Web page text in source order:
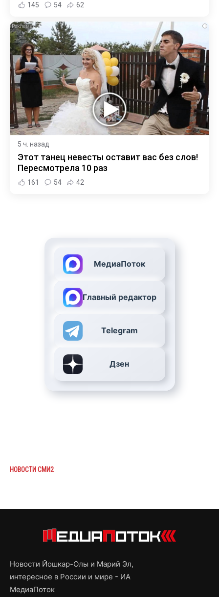
145 54 62
i
5 ч. назад
Этот танец невесты оставит вас без слов!
Пересмотрела 10 раз
161 54 42
МедиаПоток
Главный редактор
Telegram
Дзен
НОВОСТИ СМИ2
Новости Йошкар-Олы и Марий Эл,
интересное в России и мире - ИА
МедиаПоток